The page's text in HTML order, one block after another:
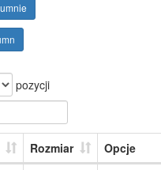
pozycji
Rozmiar
Opcje